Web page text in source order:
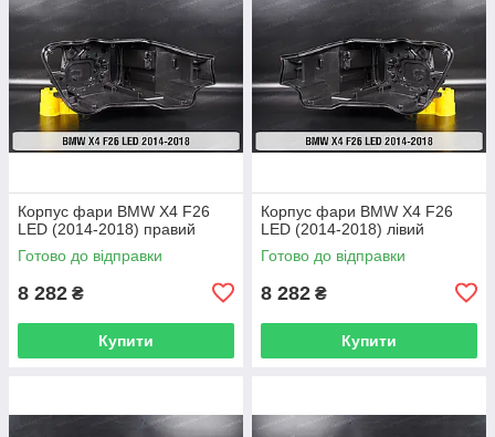
Корпус фари BMW X4 F26
LED (2014-2018) правий
Готово до відправки
8 282 ₴
Купити
Корпус фари BMW X4 F26
LED (2014-2018) лівий
Готово до відправки
8 282 ₴
Купити